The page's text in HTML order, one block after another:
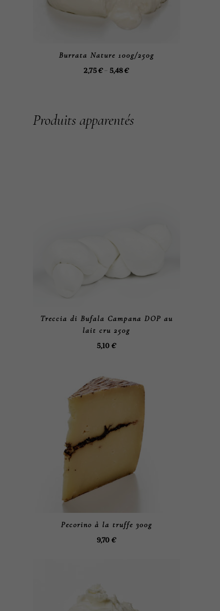
CHOIX DES OPTIONS
Burrata Nature 100g/250g
2,75€– 5,48€
Produits apparentés
CHOIX DES OPTIONS
Treccia di Bufala Campana DOP au
lait cru 250g
5,10 €
Pecorino à la truffe 300g
9,70 €